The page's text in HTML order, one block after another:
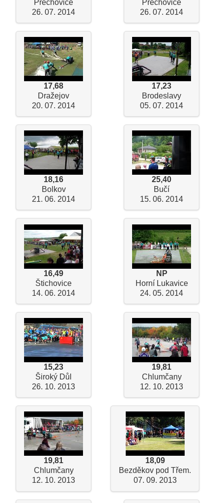
Přechovice
26. 07. 2014
Přechovice
26. 07. 2014
17,68
Dražejov
20. 07. 2014
17,23
Brodeslavy
05. 07. 2014
18,16
Bolkov
21. 06. 2014
25,40
Bučí
15. 06. 2014
16,49
Štichovice
14. 06. 2014
NP
Horní Lukavice
24. 05. 2014
15,23
Široký Důl
26. 10. 2013
19,81
Chlumčany
12. 10. 2013
19,81
Chlumčany
12. 10. 2013
18,09
Bezděkov pod Třem.
07. 09. 2013